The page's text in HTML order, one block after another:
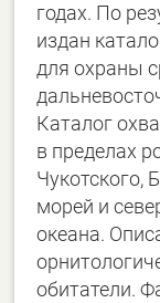
годах. По
издан
для охраны
Каталог
в пределах
Чукотского,
морей и
океана.
обитатели.